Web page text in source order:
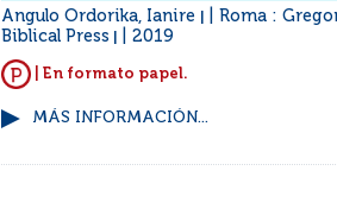
Angulo Ordorika, Ianire
Roma :
Biblical Press
2019
| En formato papel.
MÁS INFORMACIÓN...